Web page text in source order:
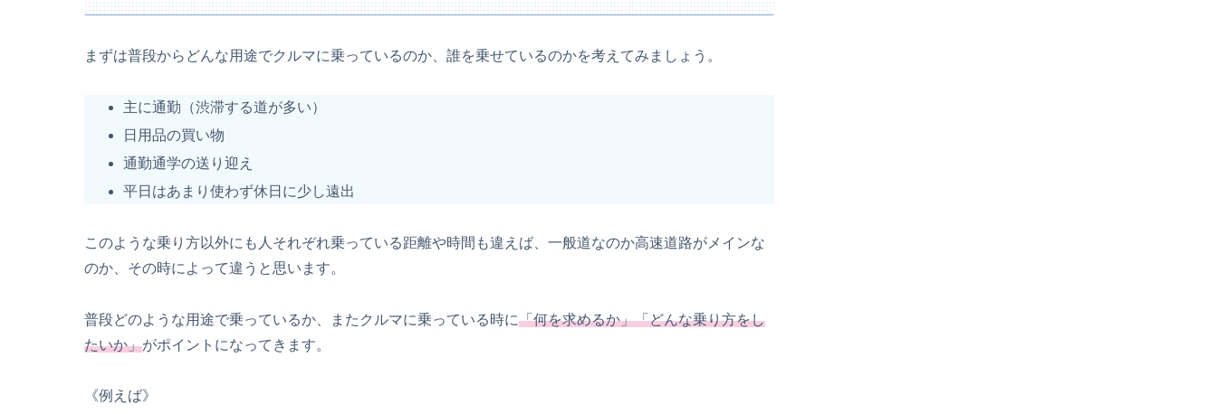
まずは普段からどんな用途でクルマに乗っているのか、誰を乗せているのかを考えてみましょう。
主に通勤（渋滞する道が多い）
日用品の買い物
通勤通学の送り迎え
平日はあまり使わず休日に少し遠出
このような乗り方以外にも人それぞれ乗っている距離や時間も違えば、一般道なのか高速道路がメインな
のか、その時によって違うと思います。
普段どのような用途で乗っているか、またクルマに乗っている時に「何を求めるか」「どんな乗り方をし
たいか」がポイントになってきます。
《例えば》